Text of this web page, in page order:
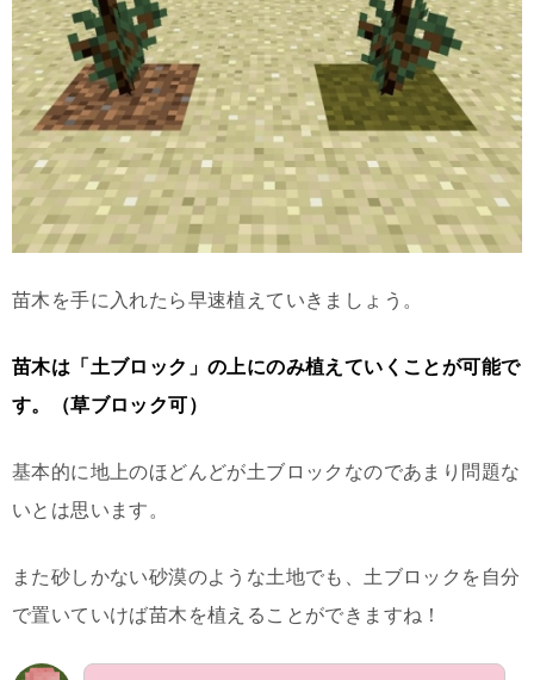
苗木を手に入れたら早速植えていきましょう。
苗木は「土ブロック」の上にのみ植えていくことが可能で
す。（草ブロック可）
基本的に地上のほどんどが土ブロックなのであまり問題な
いとは思います。
また砂しかない砂漠のような土地でも、土ブロックを自分
で置いていけば苗木を植えることができますね！